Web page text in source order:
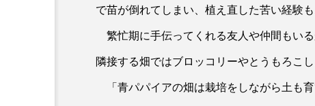
で苗が倒れてしまい、植え直した苦い経験も
繁忙期に手伝ってくれる友人や仲間もい
隣接する畑ではブロッコリーやとうもろこ
「青パパイアの畑は栽培をしながら土も